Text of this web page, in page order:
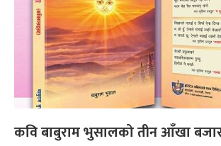
कवि बाबुराम भुसालको तीन आँखा